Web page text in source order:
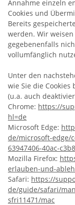
Annahme einzeln
Cookies und
Bereits
werden. Wir
gegebenenfalls
vollumfänglich
Unter den
wie Sie die
(u.a. auch
Chrome: https://
hl=de
Microsoft Edge:
de/microsoft-edge/
63947406-40ac-
Mozilla Firefox:
erlauben-und-
Safari: https://
de/guide/safari/
sfri11471/mac